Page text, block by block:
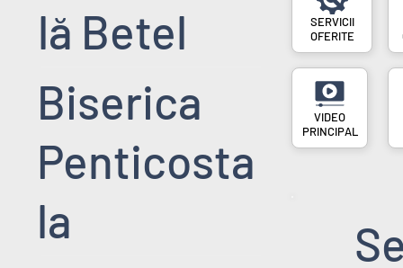
lă Betel
Biserica
Penticosta
la
SERVICII
OFERITE
VIDEO
PRINCIPAL